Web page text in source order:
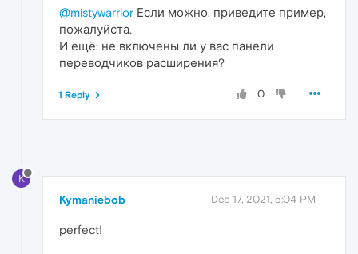
@mistywarrior Если можно, приведите пример,
пожалуйста.
И ещё: не включены ли у вас панели
переводчиков расширения?
0
1 Reply
K
Kymaniebob Dec 17, 2021, 5:04 PM
perfect!